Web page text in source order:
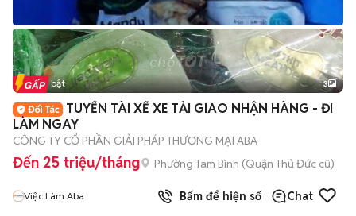
Tin nổi bật 3
TUYỂN TÀI XẾ XE TẢI GIAO NHẬN HÀNG - ĐI
LÀM NGAY
CÔNG TY CỔ PHẦN GIẢI PHÁP THƯƠNG MẠI ABA
Đến 25 triệu/tháng Phường Tam Bình (Quận Thủ Đức cũ)
Việc Làm Aba Bấm để hiện số Chat